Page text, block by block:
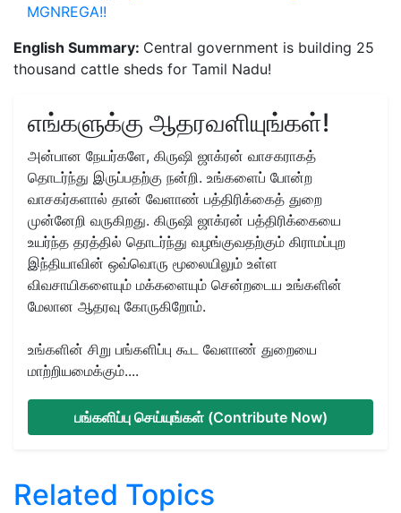
MGNREGA!!
English Summary: Central government is building 25
thousand cattle sheds for Tamil Nadu!
எங்களுக்கு ஆதரவளியுங்கள்!
அன்பான நேயர்களே, கிருஷி ஜாக்ரன் வாசகராகத்
தொடர்ந்து இருப்பதற்கு நன்றி. உங்களைப் போன்ற
வாசகர்களால் தான் வேளாண் பத்திரிக்கைத் துறை
முன்னேறி வருகிறது. கிருஷி ஜாக்ரன் பத்திரிக்கையை
உயர்ந்த தரத்தில் தொடர்ந்து வழங்குவதற்கும் கிராமப்புற
இந்தியாவின் ஒவ்வொரு மூலையிலும் உள்ள
விவசாயிகளையும் மக்களையும் சென்றடைய உங்களின்
மேலான ஆதரவு கோருகிறோம்.
உங்களின் சிறு பங்களிப்பு கூட வேளாண் துறையை
மாற்றியமைக்கும்....
பங்களிப்பு செய்யுங்கள் (Contribute Now)
Related Topics